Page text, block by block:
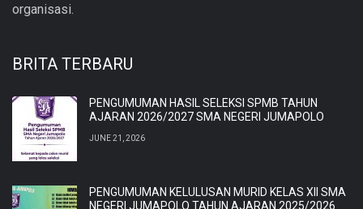
organisasi.
BRITA TERBARU
PENGUMUMAN HASIL SELEKSI SPMB TAHUN
AJARAN 2026/2027 SMA NEGERI JUMAPOLO
JUNE 21, 2026
PENGUMUMAN KELULUSAN MURID KELAS XII SMA
NEGERI JUMAPOLO TAHUN AJARAN 2025/2026